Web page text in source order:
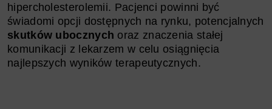
hipercholesterolemii. Pacjenci powinni być
świadomi opcji dostępnych na rynku, potencjalnych
skutków ubocznych oraz znaczenia stałej
komunikacji z lekarzem w celu osiągnięcia
najlepszych wyników terapeutycznych.